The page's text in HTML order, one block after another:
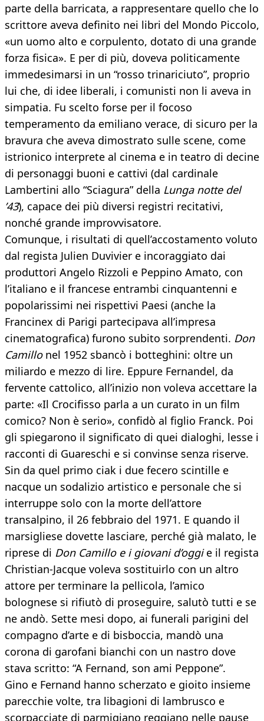
parte della barricata, a rappresentare quello che lo
scrittore aveva definito nei libri del Mondo Piccolo,
«un uomo alto e corpulento, dotato di una grande
forza fisica». E per di più, doveva politicamente
immedesimarsi in un “rosso trinariciuto”, proprio
lui che, di idee liberali, i comunisti non li aveva in
simpatia. Fu scelto forse per il focoso
temperamento da emiliano verace, di sicuro per la
bravura che aveva dimostrato sulle scene, come
istrionico interprete al cinema e in teatro di decine
di personaggi buoni e cattivi (dal cardinale
Lambertini allo “Sciagura” della Lunga notte del
’43), capace dei più diversi registri recitativi,
nonché grande improvvisatore.
Comunque, i risultati di quell’accostamento voluto
dal regista Julien Duvivier e incoraggiato dai
produttori Angelo Rizzoli e Peppino Amato, con
l’italiano e il francese entrambi cinquantenni e
popolarissimi nei rispettivi Paesi (anche la
Francinex di Parigi partecipava all’impresa
cinematografica) furono subito sorprendenti. Don
Camillonel 1952 sbancò i botteghini: oltre un
miliardo e mezzo di lire. Eppure Fernandel, da
fervente cattolico, all’inizio non voleva accettare la
parte: «Il Crocifisso parla a un curato in un film
comico? Non è serio», confidò al figlio Franck. Poi
gli spiegarono il significato di quei dialoghi, lesse i
racconti di Guareschi e si convinse senza riserve.
Sin da quel primo ciak i due fecero scintille e
nacque un sodalizio artistico e personale che si
interruppe solo con la morte dell’attore
transalpino, il 26 febbraio del 1971. E quando il
marsigliese dovette lasciare, perché già malato, le
riprese di Don Camillo e i giovani d’oggie il regista
Christian-Jacque voleva sostituirlo con un altro
attore per terminare la pellicola, l’amico
bolognese si rifiutò di proseguire, salutò tutti e se
ne andò. Sette mesi dopo, ai funerali parigini del
compagno d’arte e di bisboccia, mandò una
corona di garofani bianchi con un nastro dove
stava scritto: “A Fernand, son ami Peppone”.
Gino e Fernand hanno scherzato e gioito insieme
parecchie volte, tra libagioni di lambrusco e
scorpacciate di parmigiano reggiano nelle pause